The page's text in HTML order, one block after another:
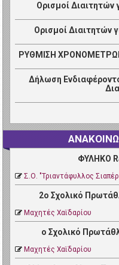
Ορισμοί Διαιτητών
Ορισμοί Διαιτητών
ΡΥΘΜΙΣΗ
Δήλωση
ΦΥΛΗΚΟ
Σ.Ο. "Τριαντάφυλλος
2ο Σχολικό
Μαχητές Χαϊδαρίου
ο Σχολικό
Μαχητές Χαϊδαρίου